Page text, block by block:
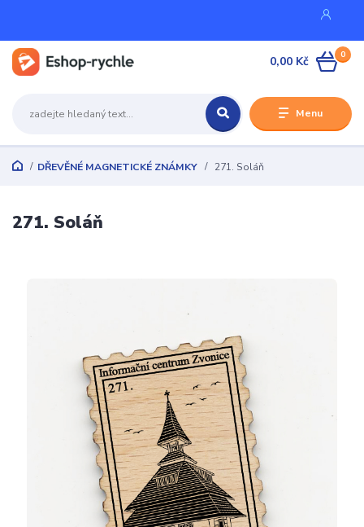
Menu
0
0,00 Kč
DŘEVĚNÉ MAGNETICKÉ ZNÁMKY 271. Soláň
271. Soláň